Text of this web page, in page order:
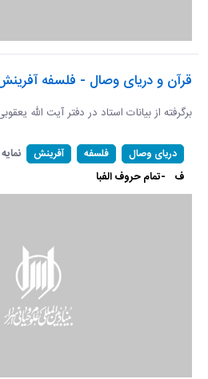
قرآن و دریای وصال - فلسفه
برگرفته از بیانات استاد در دفتر آیت الله یعقوبی
دریای وصال فلسفه آفرینش
ف -تمام حروف الفبا